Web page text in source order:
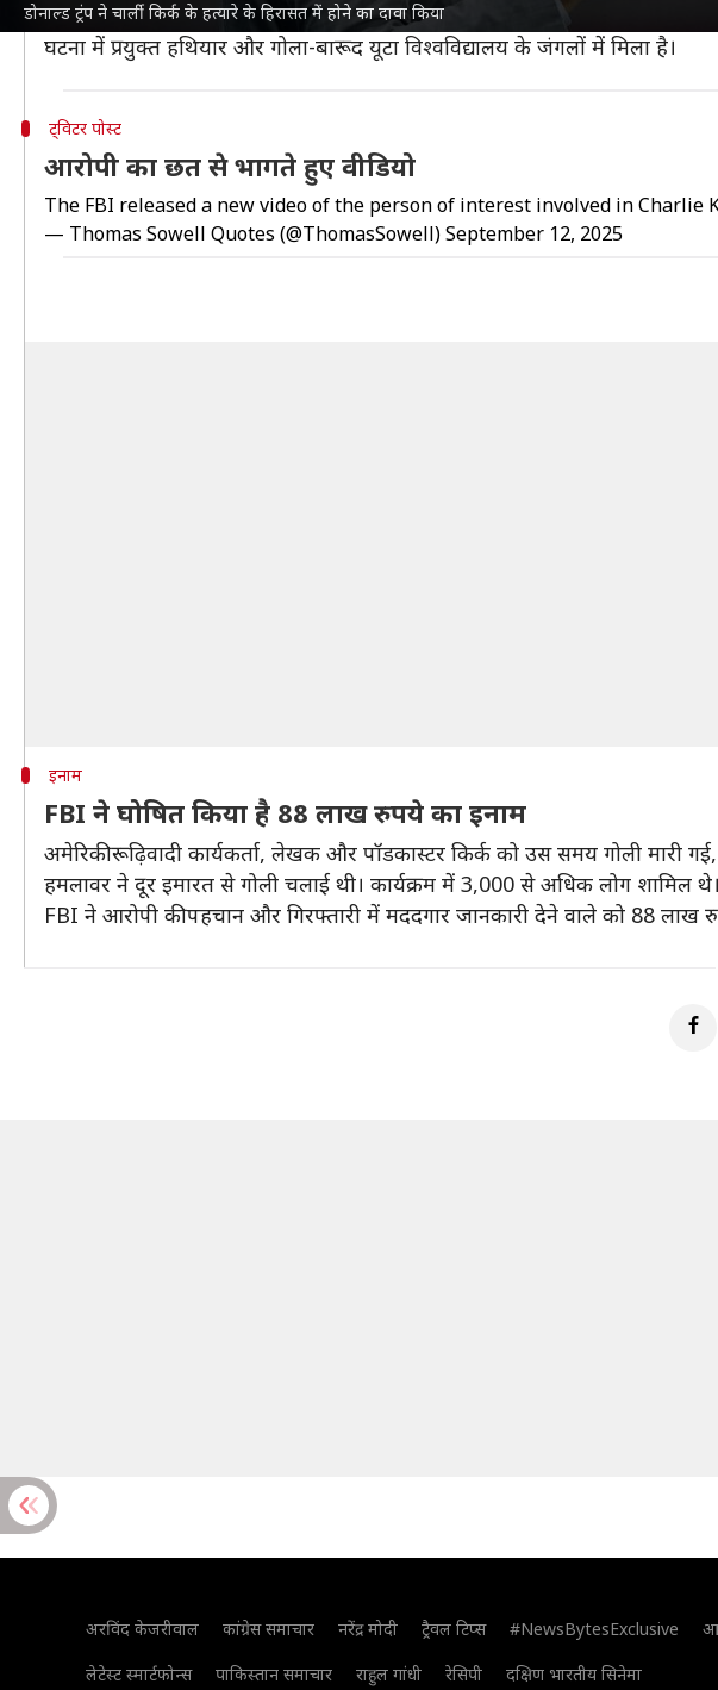
डोनाल्ड ट्रंप ने चार्ली किर्क के हत्यारे के हिरासत में होने का दावा किया
आरोपी का गोलीबारी करने के बाद छत से कूदकर भागने का वीडियो भी FBI ने साझा
घटना में प्रयुक्त हथियार और गोला-बारूद यूटा विश्वविद्यालय के जंगलों में मिला है।
ट्विटर पोस्ट
आरोपी का छत से भागते हुए वीडियो
The FBI released a new video of the person of interest involved in Charlie
— Thomas Sowell Quotes (@ThomasSowell)September 12, 2025
इनाम
FBI ने घोषित किया है 88 लाख रुपये का इनाम
अमेरिकी रूढ़िवादी कार्यकर्ता, लेखक और पॉडकास्टर किर्क को उस समय गोली मारी
हमलावर ने दूर इमारत से गोली चलाई थी। कार्यक्रम में 3,000 से अधिक लोग शामिल
FBI ने आरोपी की पहचान और गिरफ्तारी में मददगार जानकारी देने वाले को 88
अरविंद केजरीवाल कांग्रेस समाचार नरेंद्र मोदी ट्रैवल टिप्स #NewsBytesExclusive
लेटेस्ट स्मार्टफोन्स
पाकिस्तान समाचार राहुल गांधी रेसिपी दक्षिण भारतीय सिनेमा